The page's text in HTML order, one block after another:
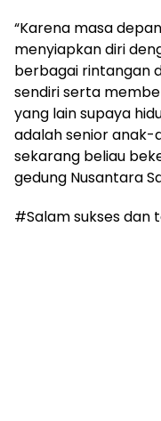
“Karena masa
menyiapkan diri
berbagai rintangan
sendiri serta
yang lain supaya
adalah senior
sekarang beliau
gedung Nusantara
#Salam sukses dan